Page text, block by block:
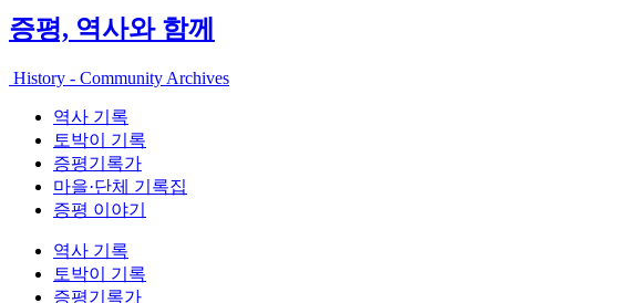
증평, 역사와 함께
History - Community Archives
역사 기록
토박이 기록
증평기록가
마을·단체 기록집
증평 이야기
역사 기록
토박이 기록
증평기록가